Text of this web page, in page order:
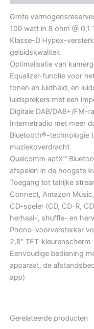
Grote
100 watt in 8 ohm @ 0,1
Klasse-D Hypex-
geluidskwaliteit
Optimalisatie van
Equalizer-functie voor
tonen en luidheid, en
luidsprekers met een
Digitale DAB/DAB+/FM-
Internetradio met meer
Bluetooth®-technologie
muziekoverdracht
Qualcomm aptX™
afspelen in de hoogste
Toegang tot talrijke
Connect, Amazon
CD-speler (CD, CD-R,
herhaal-, shuffle- en
Phono-voorversterker
2,8″ TFT-kleurenscherm
Eenvoudige bediening
apparaat, de
app)
Gerelateerde producten